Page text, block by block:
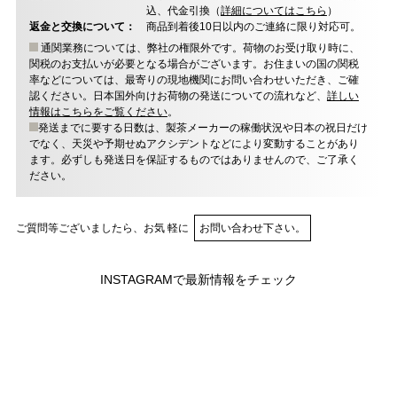
込、代金引換（詳細についてはこちら ）
返金と交換について：
商品到着後10日以内のご連絡に限り対応可。
通関業務については、弊社の権限外です。荷物のお受け取り時に、
関税のお支払いが必要となる場合がございます。お住まいの国の関税
率などについては、最寄りの現地機関にお問い合わせいただき、ご確
認ください。日本国外向けお荷物の発送についての流れなど、 詳しい
情報はこちらをご覧ください。
発送までに要する日数は、製茶メーカーの稼働状況や日本の祝日だけ
でなく、天災や予期せぬアクシデントなどにより変動することがあり
ます。必ずしも発送日を保証するものではありませんので、ご了承く
ださい。
ご質問等ございましたら、お気 軽に お問い合わせ下さい。
INSTAGRAMで最新情報をチェック